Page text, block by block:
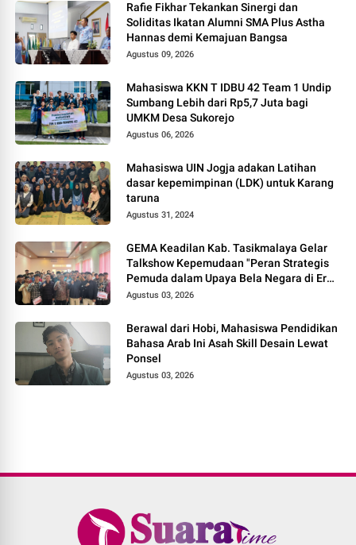
Rafie Fikhar Tekankan Sinergi dan
Soliditas Ikatan Alumni SMA Plus Astha
Hannas demi Kemajuan Bangsa
Agustus 09, 2026
Mahasiswa KKN T IDBU 42 Team 1 Undip
Sumbang Lebih dari Rp5,7 Juta bagi
UMKM Desa Sukorejo
Agustus 06, 2026
Mahasiswa UIN Jogja adakan Latihan
dasar kepemimpinan (LDK) untuk Karang
taruna
Agustus 31, 2024
GEMA Keadilan Kab. Tasikmalaya Gelar
Talkshow Kepemudaan "Peran Strategis
Pemuda dalam Upaya Bela Negara di Era
Post-Truth"
Agustus 03, 2026
Berawal dari Hobi, Mahasiswa Pendidikan
Bahasa Arab Ini Asah Skill Desain Lewat
Ponsel
Agustus 03, 2026